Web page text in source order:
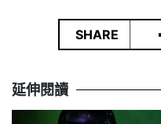
SHARE
延伸閱讀